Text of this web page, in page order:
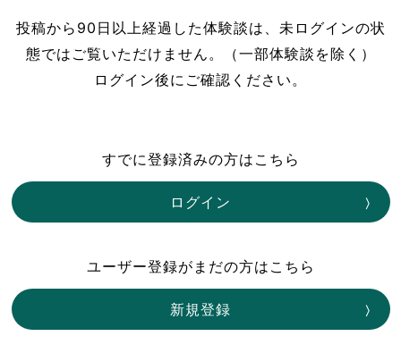
投稿から90日以上経過した体験談は、未ログインの状
態ではご覧いただけません。（一部体験談を除く）
ログイン後にご確認ください。
すでに登録済みの方はこちら
ログイン
ユーザー登録がまだの方はこちら
新規登録